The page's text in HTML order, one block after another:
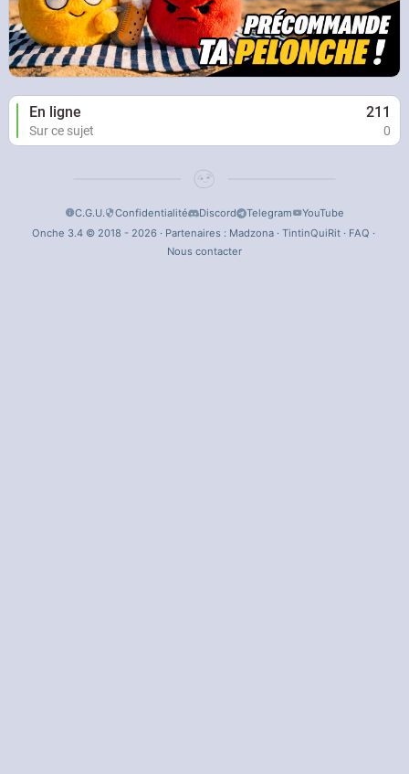
En ligne 211
Sur ce sujet 0
C.G.U. Confidentialité Discord Telegram
YouTube
Onche 3.4 © 2018 - 2026 · Partenaires : Madzona· TintinQuiRit· FAQ ·
Nous contacter